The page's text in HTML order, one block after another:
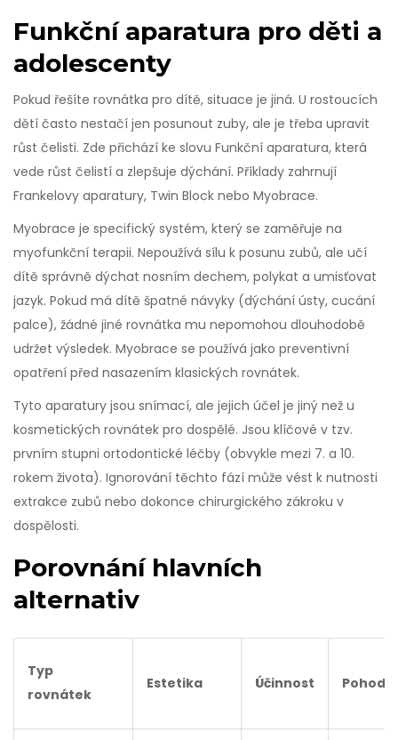
Funkční aparatura pro děti a
adolescenty
Pokud řešíte rovnátka pro dítě, situace je jiná. U rostoucích
dětí často nestačí jen posunout zuby, ale je třeba upravit
růst čelisti. Zde přichází ke slovu Funkční aparatura, která
vede růst čelistí a zlepšuje dýchání. Příklady zahrnují
Frankelovy aparatury, Twin Block nebo Myobrace.
Myobrace je specifický systém, který se zaměřuje na
myofunkční terapii. Nepoužívá sílu k posunu zubů, ale učí
dítě správně dýchat nosním dechem, polykat a umisťovat
jazyk. Pokud má dítě špatné návyky (dýchání ústy, cucání
palce), žádné jiné rovnátka mu nepomohou dlouhodobě
udržet výsledek. Myobrace se používá jako preventivní
opatření před nasazením klasických rovnátek.
Tyto aparatury jsou snímací, ale jejich účel je jiný než u
kosmetických rovnátek pro dospělé. Jsou klíčové v tzv.
prvním stupni ortodontické léčby (obvykle mezi 7. a 10.
rokem života). Ignorování těchto fází může vést k nutnosti
extrakce zubů nebo dokonce chirurgického zákroku v
dospělosti.
Porovnání hlavních
alternativ
Typ
rovnátek
Estetika Účinnost Pohodlí